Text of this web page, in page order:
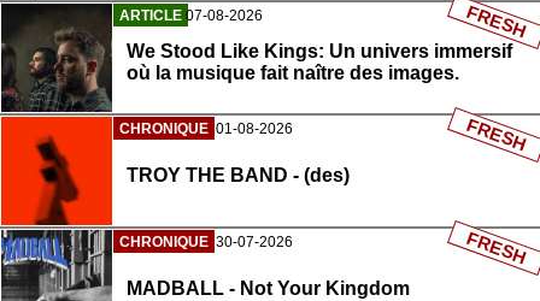
ARTICLE 07-08-2026
We Stood Like Kings: Un univers immersif
où la musique fait naître des images.
FRESH
CHRONIQUE 01-08-2026
TROY THE BAND - (des)
FRESH
CHRONIQUE 30-07-2026
MADBALL - Not Your Kingdom
FRESH